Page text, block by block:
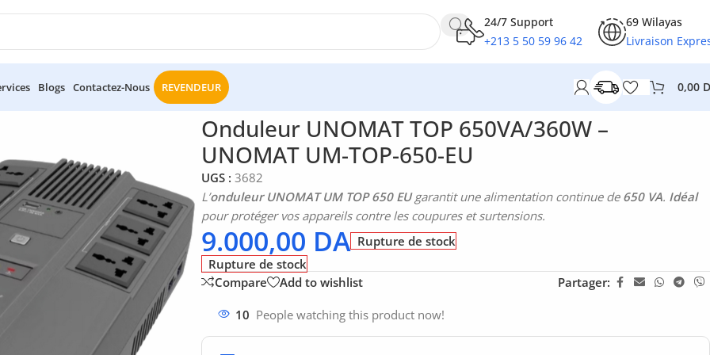
24/7 Support
+213 5 50 59 96 42
69 Wilayas
Livraison
Blogs Contactez-Nous REVENDEUR 0,00
Onduleur UNOMAT TOP 650VA/360W – UNOMAT UM-TOP-650-EU
Onduleur UNOMAT TOP 650VA/360W –
UNOMAT UM-TOP-650-EU
UGS : 3682
L’onduleur UNOMAT UM TOP 650 EUgarantit une alimentation continue de 650 VA. Idéal
pour protéger vos appareils contre les coupures et surtensions.
9.000,00 DA Rupture de stock
Rupture de stock
Compare
Add to wishlist Partager:
10 People watching this product now!